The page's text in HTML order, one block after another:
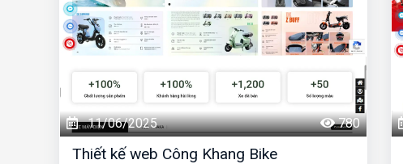
11/06/2025 780
Thiết kế web Công Khang Bike